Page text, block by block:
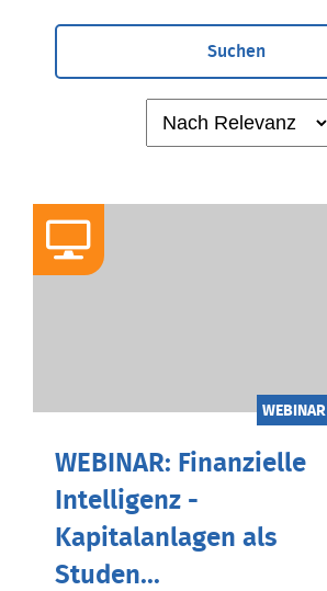
Suchen
WEBINAR
WEBINAR: Finanzielle
Intelligenz -
Kapitalanlagen als
Studen...